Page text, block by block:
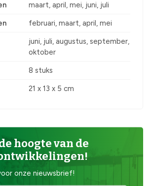
maart, april, mei, juni, juli
februari, maart, april, mei
juni, juli, augustus, september,
oktober
8 stuks
21 x 13 x 5 cm
hoogte van de
onze nieuwsbrief!